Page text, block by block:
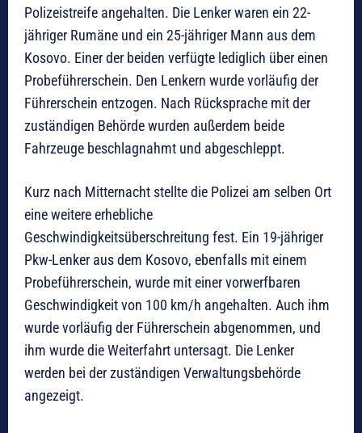
Polizeistreife angehalten. Die Lenker waren ein 22-
jähriger Rumäne und ein 25-jähriger Mann aus dem
Kosovo. Einer der beiden verfügte lediglich über einen
Probeführerschein. Den Lenkern wurde vorläufig der
Führerschein entzogen. Nach Rücksprache mit der
zuständigen Behörde wurden außerdem beide
Fahrzeuge beschlagnahmt und abgeschleppt.
Kurz nach Mitternacht stellte die Polizei am selben Ort
eine weitere erhebliche
Geschwindigkeitsüberschreitung fest. Ein 19-jähriger
Pkw-Lenker aus dem Kosovo, ebenfalls mit einem
Probeführerschein, wurde mit einer vorwerfbaren
Geschwindigkeit von 100 km/h angehalten. Auch ihm
wurde vorläufig der Führerschein abgenommen, und
ihm wurde die Weiterfahrt untersagt. Die Lenker
werden bei der zuständigen Verwaltungsbehörde
angezeigt.